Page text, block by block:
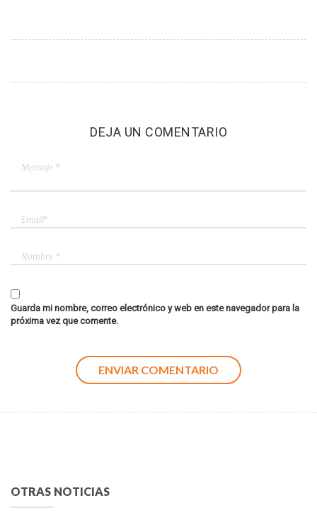
DEJA UN COMENTARIO
Guarda mi nombre, correo electrónico y web en este navegador para la
próxima vez que comente.
OTRAS NOTICIAS